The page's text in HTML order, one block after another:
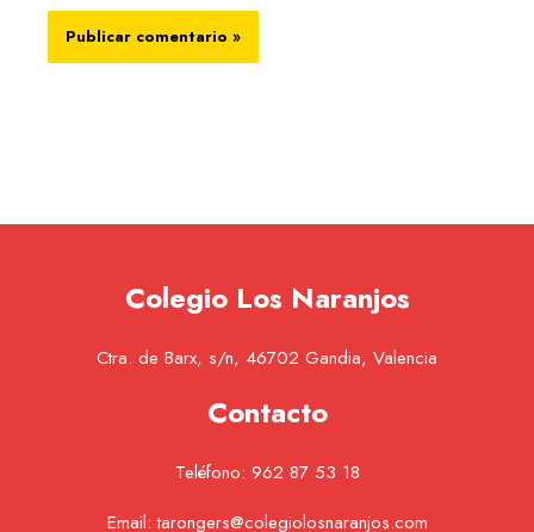
Colegio Los Naranjos
Ctra. de Barx, s/n, 46702 Gandia, Valencia
Contacto
Teléfono: 962 87 53 18
Email:tarongers@colegiolosnaranjos.com